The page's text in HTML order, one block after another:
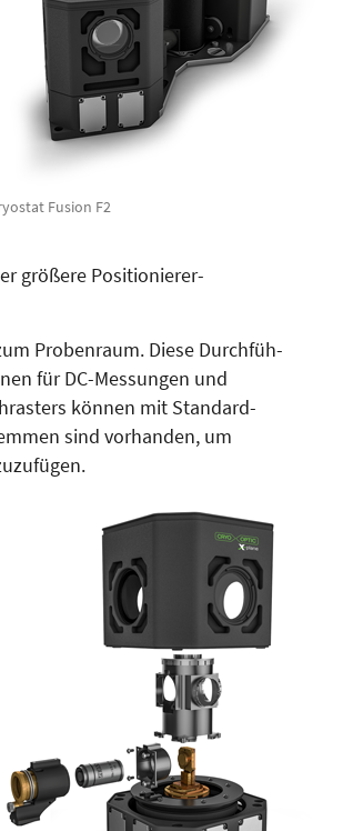
Fusion F2
größere Positio­nierer-
Pro­ben­raum. Diese Durchfüh­
für DC-Mes­sungen und
können mit Standard-
sind vorhanden, um